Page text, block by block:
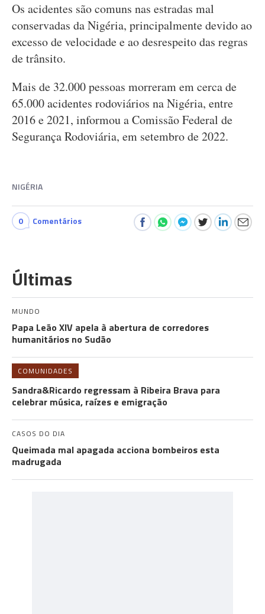
Os acidentes são comuns nas estradas mal
conservadas da Nigéria, principalmente devido ao
excesso de velocidade e ao desrespeito das regras
de trânsito.
Mais de 32.000 pessoas morreram em cerca de
65.000 acidentes rodoviários na Nigéria, entre
2016 e 2021, informou a Comissão Federal de
Segurança Rodoviária, em setembro de 2022.
NIGÉRIA
0 Comentários
Últimas
MUNDO
Papa Leão XIV apela à abertura de corredores
humanitários no Sudão
COMUNIDADES
Sandra&Ricardo regressam à Ribeira Brava para
celebrar música, raízes e emigração
CASOS DO DIA
Queimada mal apagada acciona bombeiros esta
madrugada